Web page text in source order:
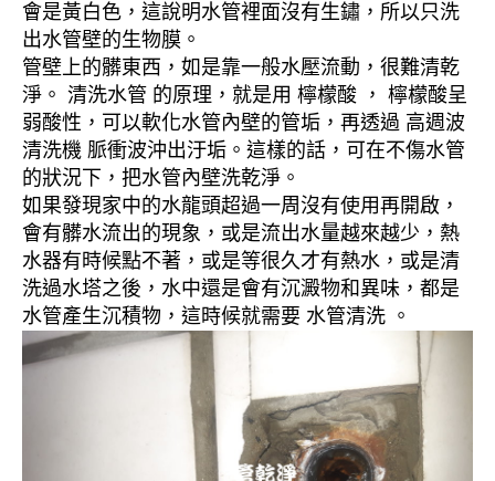
會是黃白色，這說明水管裡面沒有生鏽，所以只洗
出水管壁的生物膜。
管壁上的髒東西，如是靠一般水壓流動，很難清乾
淨。 清洗水管 的原理，就是用 檸檬酸 ， 檸檬酸呈
弱酸性，可以軟化水管內壁的管垢，再透過 高週波
清洗機 脈衝波沖出汙垢。這樣的話，可在不傷水管
的狀況下，把水管內壁洗乾淨。
如果發現家中的水龍頭超過一周沒有使用再開啟，
會有髒水流出的現象，或是流出水量越來越少，熱
水器有時候點不著，或是等很久才有熱水，或是清
洗過水塔之後，水中還是會有沉澱物和異味，都是
水管產生沉積物，這時候就需要 水管清洗 。